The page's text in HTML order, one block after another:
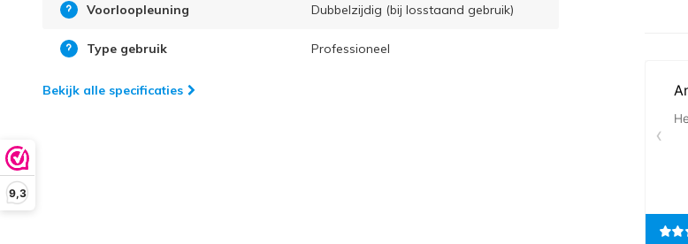
9,3
Voorloopleuning Dubbelzijdig (bij losstaand gebruik)
Type gebruik Professioneel
Bekijk alle specificaties